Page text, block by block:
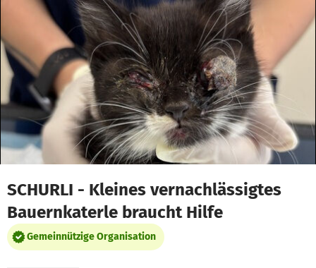
Zum Hauptinhalt springen
Erklärung zur Barrierefreiheit anzeigen
SCHURLI - Kleines vernachlässigtes
Bauernkaterle braucht Hilfe
Gemeinnützige Organisation